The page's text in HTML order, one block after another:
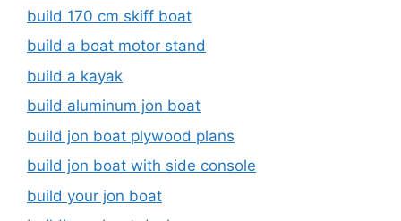
build 170 cm skiff boat
build a boat motor stand
build a kayak
build aluminum jon boat
build jon boat plywood plans
build jon boat with side console
build your jon boat